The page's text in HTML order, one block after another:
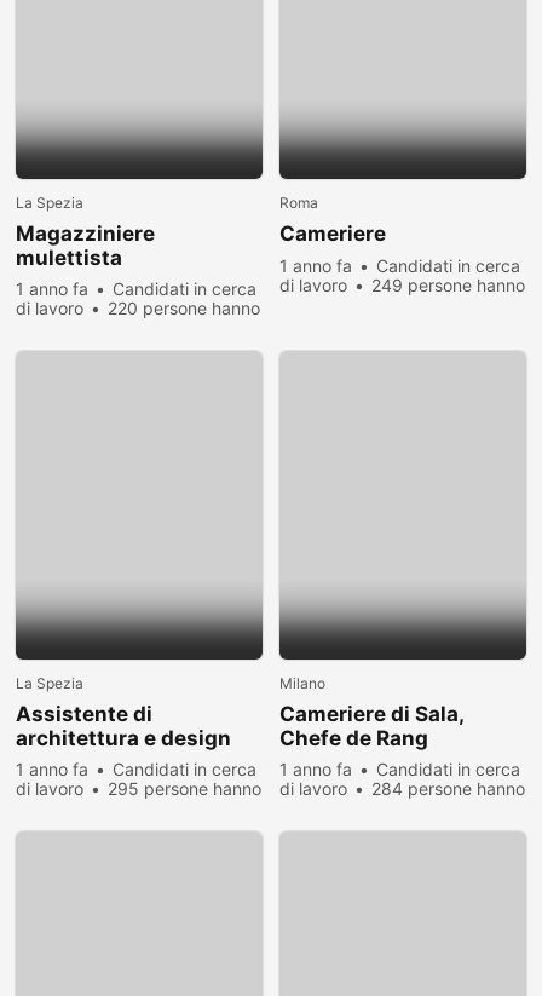
La Spezia
Magazziniere
mulettista
1 anno fa
Candidati in cerca
di lavoro
220 persone hanno
Roma
Cameriere
1 anno fa
Candidati in cerca
di lavoro
249 persone hanno
La Spezia
Assistente di
architettura e design
1 anno fa
Candidati in cerca
di lavoro
295 persone hanno
Milano
Cameriere di Sala,
Chefe de Rang
1 anno fa
Candidati in cerca
di lavoro
284 persone hanno